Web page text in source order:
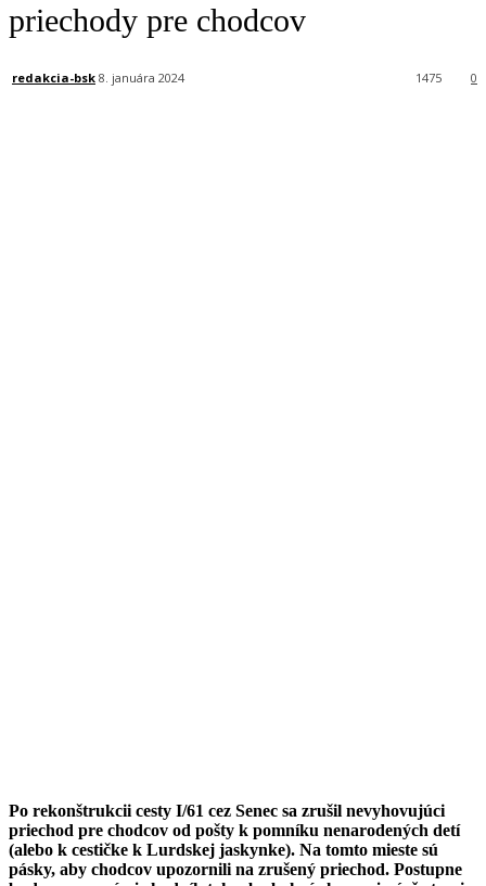
priechody pre chodcov
redakcia-bsk 8. januára 2024 0
1475
Po rekonštrukcii cesty I/61 cez Senec sa zrušil nevyhovujúci
priechod pre chodcov od pošty k pomníku nenarodených detí
(alebo k cestičke k Lurdskej jaskynke). Na tomto mieste sú
pásky, aby chodcov upozornili na zrušený priechod. Postupne